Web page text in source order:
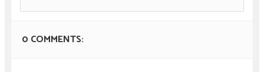
0 COMMENTS: